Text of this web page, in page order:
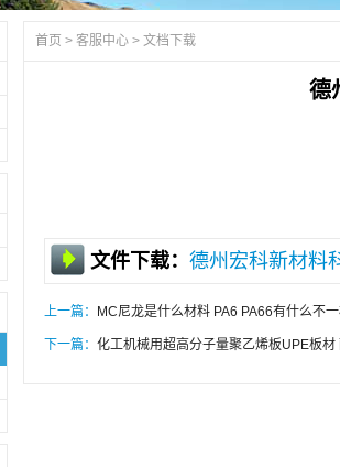
首页 > 客服中心 > 文档下载
德
文件下载： 德州宏科新材料
上一篇： MC尼龙是什么材料 PA6 PA66有什么不
下一篇： 化工机械用超高分子量聚乙烯板UPE板